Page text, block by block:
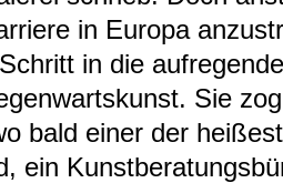
in Europa
in die
Sie
bald einer der
ein